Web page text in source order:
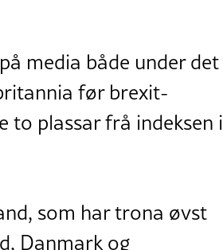
media både under det
før brexit-
to plassar frå indeksen i
som har trona øvst
Danmark og